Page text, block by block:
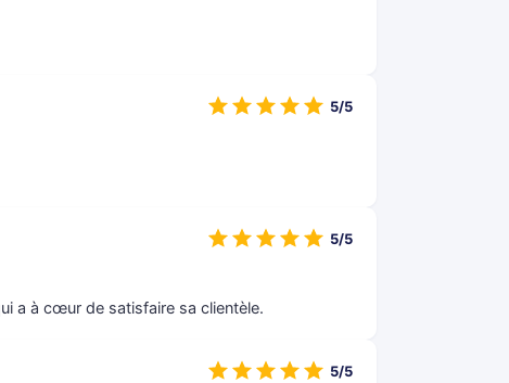
5/5
a à cœur de satisfaire sa clientèle.
5/5
5/5